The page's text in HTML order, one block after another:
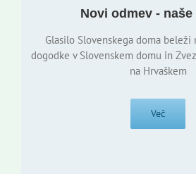
Novi odmev -
Glasilo Slovenskega doma beleži
dogodke v Slovenskem domu in
na Hrvaškem
Več